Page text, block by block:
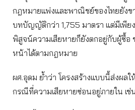
กฎหมายแพ่งและพาณิชย์ของไทยยังข
บทบัญญัติกว่า 1,755 มาตรา แต่มีเพีย
พิสูจน์ความเสียหายก็ยังตกอยู่กับผู้ซื้อ
หน้าได้ตามกฎหมาย
ผศ.อุดม ย้ำว่า โครงสร้างแบบนี้ส่งผล
กรณีที่ความเสียหายซ่อนอยู่ภายใน เช่